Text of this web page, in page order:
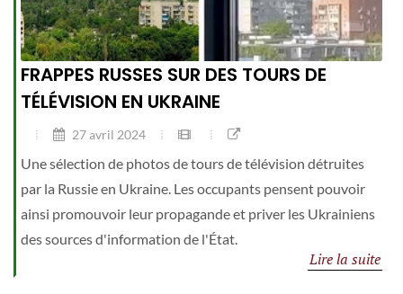
FRAPPES RUSSES SUR DES TOURS DE
TÉLÉVISION EN UKRAINE
27 avril 2024
Une sélection de photos de tours de télévision détruites
par la Russie en Ukraine. Les occupants pensent pouvoir
ainsi promouvoir leur propagande et priver les Ukrainiens
des sources d'information de l'État.
Lire la suite